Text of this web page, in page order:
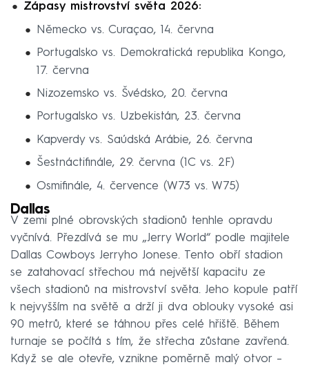
Zápasy mistrovství světa 2026:
Německo vs. Curaçao, 14. června
Portugalsko vs. Demokratická republika Kongo,
17. června
Nizozemsko vs. Švédsko, 20. června
Portugalsko vs. Uzbekistán, 23. června
Kapverdy vs. Saúdská Arábie, 26. června
Šestnáctifinále, 29. června (1C vs. 2F)
Osmifinále, 4. července (W73 vs. W75)
Dallas
V zemi plné obrovských stadionů tenhle opravdu
vyčnívá. Přezdívá se mu „Jerry World“ podle majitele
Dallas Cowboys Jerryho Jonese. Tento obří stadion
se zatahovací střechou má největší kapacitu ze
všech stadionů na mistrovství světa. Jeho kopule patří
k nejvyšším na světě a drží ji dva oblouky vysoké asi
90 metrů, které se táhnou přes celé hřiště. Během
turnaje se počítá s tím, že střecha zůstane zavřená.
Když se ale otevře, vznikne poměrně malý otvor –